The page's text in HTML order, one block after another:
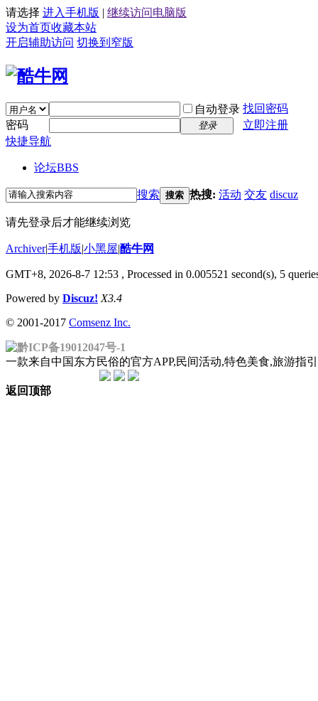
请选择 进入手机版 | 继续访问电脑版
设为首页收藏本站
开启辅助访问 切换到窄版
自动登录 找回密码
密码
登录
立即注册
快捷导航
论坛BBS
搜索 搜索 热搜: 活动 交友 discuz
请先登录后才能继续浏览
Archiver|手机版|小黑屋|酷牛网
GMT+8, 2026-8-7 12:53 , Processed in 0.005521 second(s), 5
Powered by Discuz! X3.4
© 2001-2017 Comsenz Inc.
黔ICP备19012047号-1
一款来自中国东方民俗的官方APP,民间活动,特色美食,旅游
返回顶部